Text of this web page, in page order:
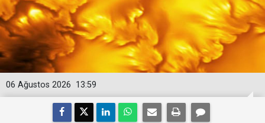
13:59
06 Ağustos 2026